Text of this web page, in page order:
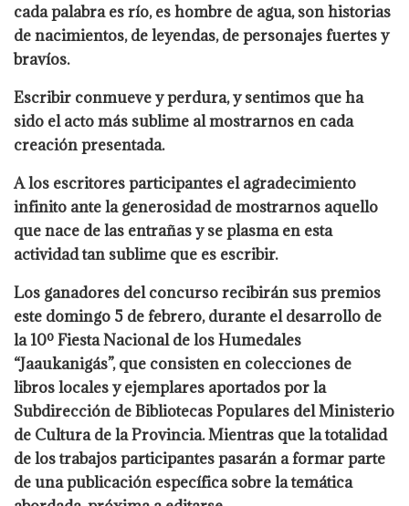
cada palabra es río, es hombre de agua, son historias
de nacimientos, de leyendas, de personajes fuertes y
bravíos.
Escribir conmueve y perdura, y sentimos que ha
sido el acto más sublime al mostrarnos en cada
creación presentada.
A los escritores participantes el agradecimiento
infinito ante la generosidad de mostrarnos aquello
que nace de las entrañas y se plasma en esta
actividad tan sublime que es escribir.
Los ganadores del concurso recibirán sus premios
este domingo 5 de febrero, durante el desarrollo de
la 10º Fiesta Nacional de los Humedales
“Jaaukanigás”, que consisten en colecciones de
libros locales y ejemplares aportados por la
Subdirección de Bibliotecas Populares del Ministerio
de Cultura de la Provincia. Mientras que la totalidad
de los trabajos participantes pasarán a formar parte
de una publicación específica sobre la temática